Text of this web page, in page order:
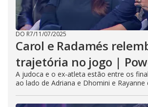
DO R7/11/07/2025
Carol e Radamés
trajetória no jogo |
A judoca e o ex-atleta estão entre os
ao lado de Adriana e Dhomini e Rayanne